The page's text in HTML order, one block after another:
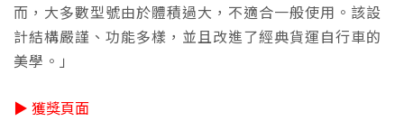
而，大多數型號由於體積過大，不適合一般使用。該設
計結構嚴謹、功能多樣，並且改進了經典貨運自行車的
美學。」
▶ 獲獎頁面